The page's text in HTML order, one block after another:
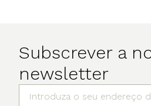
Subscrever a
newsletter